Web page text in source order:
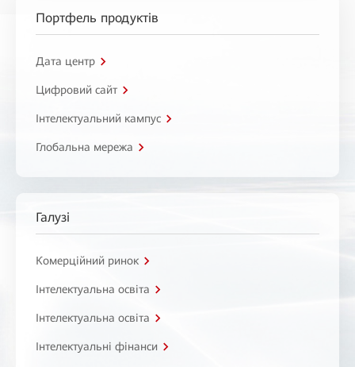
Портфель продуктів
Дата центр
Цифровий сайт
Інтелектуальний кампус
Глобальна мережа
Галузі
Комерційний ринок
Інтелектуальна освіта
Інтелектуальна освіта
Інтелектуальні фінанси